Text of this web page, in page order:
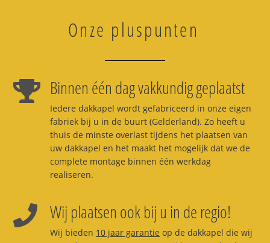
Onze pluspunten
Binnen één dag vakkundig geplaatst
Iedere dakkapel wordt gefabriceerd in onze eigen
fabriek bij u in de buurt (Gelderland). Zo heeft u
thuis de minste overlast tijdens het plaatsen van
uw dakkapel en het maakt het mogelijk dat we de
complete montage binnen één werkdag
realiseren.
Wij plaatsen ook bij u in de regio!
Wij bieden 10 jaar garantie op de dakkapel die wij